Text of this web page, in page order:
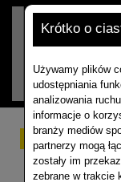
Krótko o
Używamy plików
udostępniania
analizowania
informacje o
branży mediów
partnerzy mogą
zostały im
zebrane w trakcie
A Ty